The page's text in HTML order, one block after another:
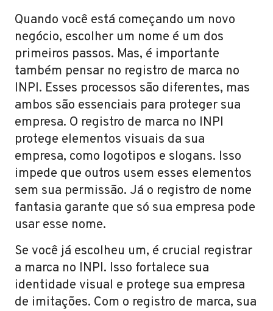
Quando você está começando um novo
negócio, escolher um nome é um dos
primeiros passos. Mas, é importante
também pensar no registro de marca no
INPI. Esses processos são diferentes, mas
ambos são essenciais para proteger sua
empresa. O registro de marca no INPI
protege elementos visuais da sua
empresa, como logotipos e slogans. Isso
impede que outros usem esses elementos
sem sua permissão. Já o registro de nome
fantasia garante que só sua empresa pode
usar esse nome.
Se você já escolheu um, é crucial registrar
a marca no INPI. Isso fortalece sua
identidade visual e protege sua empresa
de imitações. Com o registro de marca, sua